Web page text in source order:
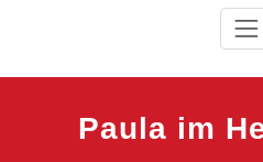
Paula im